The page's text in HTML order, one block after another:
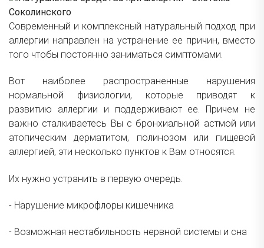
Современный и комплексный натуральный подход при
аллергии направлен на устранение ее причин, вместо
того чтобы постоянно заниматься симптомами.
Вот наиболее распространенные нарушения
нормальной физиологии, которые приводят к
развитию аллергии и поддерживают ее. Причем не
важно сталкиваетесь Вы с бронхиальной астмой или
атопическим дерматитом, полинозом или пищевой
аллергией, эти несколько пунктов к Вам относятся.
Их нужно устранить в первую очередь.
- Нарушение микрофлоры кишечника
- Возможная нестабильность нервной системы и сна